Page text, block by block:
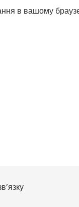
в вашому